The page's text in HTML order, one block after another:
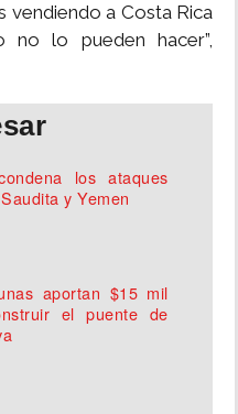
vendiendo a Costa Rica
lo pueden hacer”,
los ataques
y Yemen
aportan $15 mil
el puente de